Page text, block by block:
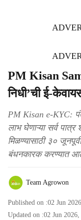
PM Kisan
निधी’ची ई-
PM Kisan e-KYC:
लाभ घेणाऱ्या सर्व
मिळण्यासाठी ३०
बंधनकारक करण्यात
Team Agrowon
Published on :02 Jun
Updated on :02 Jun